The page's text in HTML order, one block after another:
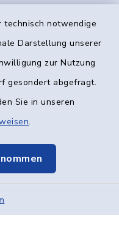
notwendige
Darstellung unserer
zur Nutzung
gesondert abgefragt.
Sie in unseren
.